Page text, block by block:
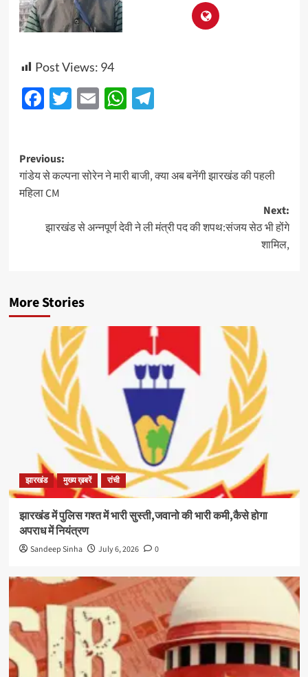
Post Views: 94
Facebook
Twitter
EmailWhatsApp
Telegram
Post
navigation
Previous:
गांडेय से कल्पना सोरेन ने मारी बाजी, क्या अब बनेंगी झारखंड की पहली
महिला CM
Next:
झारखंड से अन्नपूर्ण देवी ने ली मंत्री पद की शपथ:​​​​​​​संजय सेठ भी होंगे
शामिल,
More Stories
झारखंड मुख्य ख़बरें रांची
झारखंड में पुलिस गश्त में भारी सुस्ती,जवानो की भारी कमी,कैसे होगा
अपराध में नियंत्रण
Sandeep Sinha July 6, 2026 0